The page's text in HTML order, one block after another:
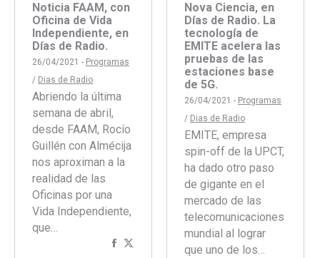
Noticia FAAM, con
Oficina de Vida
Independiente, en
Días de Radio.
26/04/2021 - Programas
/ Dias de Radio
Abriendo la última
semana de abril,
desde FAAM, Rocío
Guillén con Almécija
nos aproximan a la
realidad de las
Oficinas por una
Vida Independiente,
que…
Compartir
Nova Ciencia, en
Días de Radio. La
tecnología de
EMITE acelera las
pruebas de las
estaciones base
de 5G.
26/04/2021 - Programas
/ Dias de Radio
EMITE, empresa
spin-off de la UPCT,
ha dado otro paso
de gigante en el
mercado de las
telecomunicaciones
mundial al lograr
que uno de los…